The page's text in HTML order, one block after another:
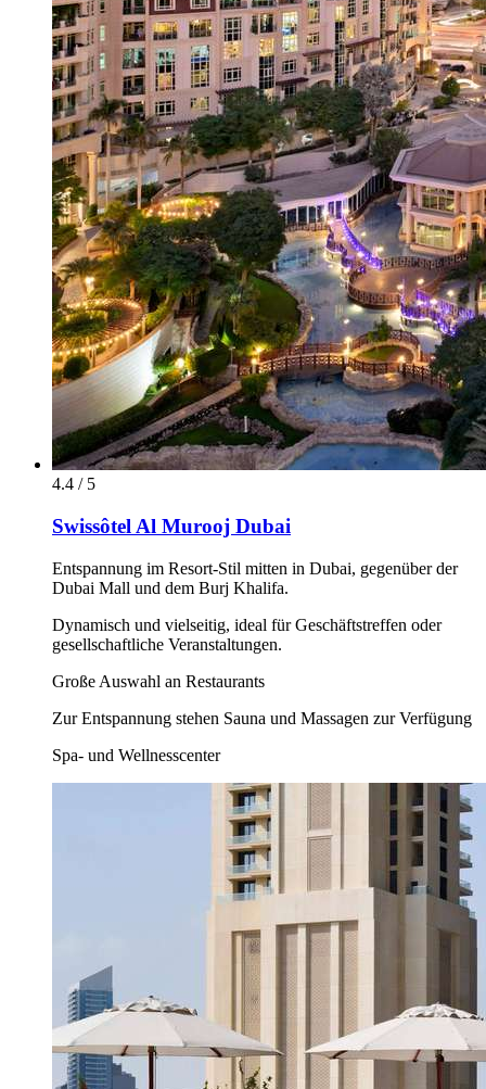
4.4 / 5
Swissôtel Al Murooj Dubai
Entspannung im Resort-Stil mitten in Dubai, gegenüber der
Dubai Mall und dem Burj Khalifa.
Dynamisch und vielseitig, ideal für Geschäftstreffen oder
gesellschaftliche Veranstaltungen.
Große Auswahl an Restaurants
Zur Entspannung stehen Sauna und Massagen zur Verfügung
Spa- und Wellnesscenter